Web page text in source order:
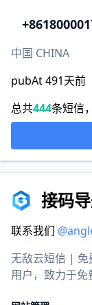
+86
中国 CHINA
pubAt 491天前
总共444条短信
接码
联系我们
无敌云短信 | 免
用户，致力于免